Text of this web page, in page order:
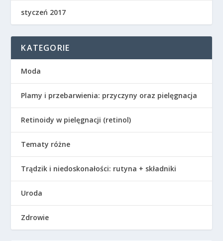
styczeń 2017
KATEGORIE
Moda
Plamy i przebarwienia: przyczyny oraz pielęgnacja
Retinoidy w pielęgnacji (retinol)
Tematy różne
Trądzik i niedoskonałości: rutyna + składniki
Uroda
Zdrowie